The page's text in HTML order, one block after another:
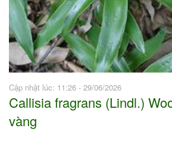
Cập nhật lúc: 11:26 - 29/06/2026
Callisia fragrans (Lindl.)
vàng